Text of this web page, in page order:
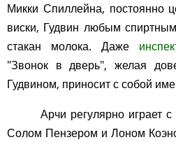
Микки Спиллейна, постоянно
виски, Гудвин любым
стакан молока. Даже
"Звонок в дверь", желая
Гудвином, приносит с собой
Арчи регулярно играет
Солом Пензером и Лоном